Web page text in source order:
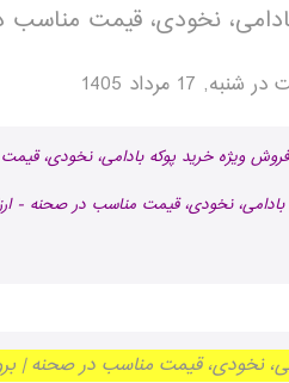
نخودی، قیمت
در شنبه, 17 مرداد 1405
فروش ویژه خرید پوکه بادامی، نخودی،
نخودی، قیمت مناسب در صحنه -
قیمت مناسب در صحنه | بروز رسانی شنبه, 17